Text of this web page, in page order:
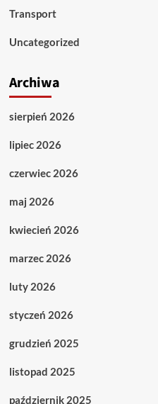
Transport
Uncategorized
Archiwa
sierpień 2026
lipiec 2026
czerwiec 2026
maj 2026
kwiecień 2026
marzec 2026
luty 2026
styczeń 2026
grudzień 2025
listopad 2025
październik 2025